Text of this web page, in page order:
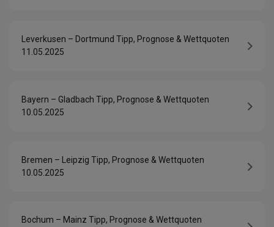
Leverkusen – Dortmund Tipp, Prognose & Wettquoten
11.05.2025
Bayern – Gladbach Tipp, Prognose & Wettquoten
10.05.2025
Bremen – Leipzig Tipp, Prognose & Wettquoten
10.05.2025
Bochum – Mainz Tipp, Prognose & Wettquoten